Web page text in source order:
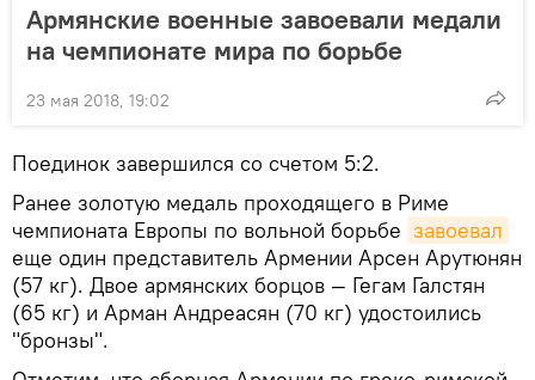
Армянские военные завоевали медали
на чемпионате мира по борьбе
23 мая 2018, 19:02
Поединок завершился со счетом 5:2.
Ранее золотую медаль проходящего в Риме
чемпионата Европы по вольной борьбе завоевал
еще один представитель Армении Арсен Арутюнян
(57 кг). Двое армянских борцов — Гегам Галстян
(65 кг) и Арман Андреасян (70 кг) удостоились
"бронзы".